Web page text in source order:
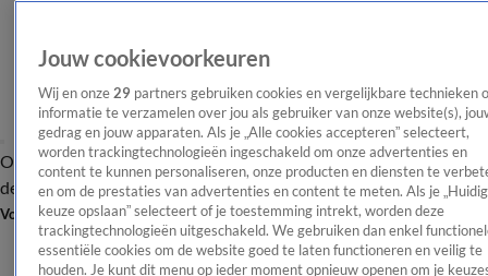
OverzichtAfleveringen Entertainment TV Algemeen
Tip
de redactieNieuwsbrief
Volg Shownieuws
Jouw cookievoorkeuren
Wij en onze 29 partners gebruiken cookies en vergelijkbare technieken
informatie te verzamelen over jou als gebruiker van onze website(s),
gedrag en jouw apparaten. Als je „Alle cookies accepteren” selecteert,
worden trackingtechnologieën ingeschakeld om onze advertenties en
content te kunnen personaliseren, onze producten en diensten te
en om de prestaties van advertenties en content te meten. Als je
keuze opslaan” selecteert of je toestemming intrekt, worden deze
trackingtechnologieën uitgeschakeld. We gebruiken dan enkel
essentiële cookies om de website goed te laten functioneren en veilig te
houden. Je kunt dit menu op ieder moment opnieuw openen om je